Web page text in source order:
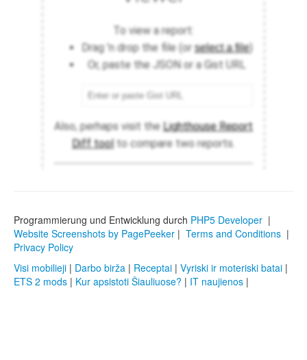
Programmierung und Entwicklung durch PHP5 Developer |
Website Screenshots by PagePeeker | Terms and Conditions |
Privacy Policy
Visi mobilieji | Darbo birža | Receptai | Vyriski ir moteriski batai |
ETS 2 mods | Kur apsistoti Šiauliuose? | IT naujienos |